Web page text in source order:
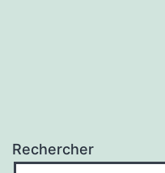
Rechercher